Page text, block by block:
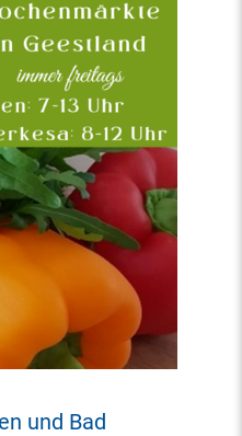
und Bad